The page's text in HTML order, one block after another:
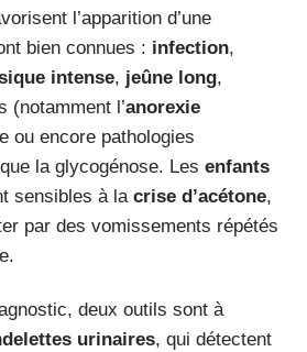
l’apparition d’une
bien connues : infection,
intense, jeûne long,
(notamment l’anorexie
ou encore pathologies
la glycogénose. Les enfants
sensibles à la crise d’acétone,
par des vomissements répétés
deux outils sont à
urinaires, qui détectent